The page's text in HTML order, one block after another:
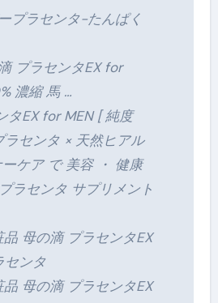
プラセンタ-たんぱく
プラセンタEX for
濃縮 馬 …
タEX for MEN [ 純度
ラセンタ × 天然ヒアル
ケア で 美容 ・ 健康
ラセンタ サプリメント
品 母の滴 プラセンタEX
センタ
品 母の滴 プラセンタEX